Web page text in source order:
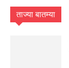
ताज्या बातम्या